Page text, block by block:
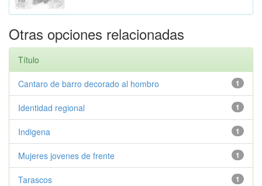
Otras opciones relacionadas
Título
1
Cantaro de barro decorado al hombro
1
Identidad regional
1
Indigena
1
Mujeres jovenes de frente
1
Tarascos